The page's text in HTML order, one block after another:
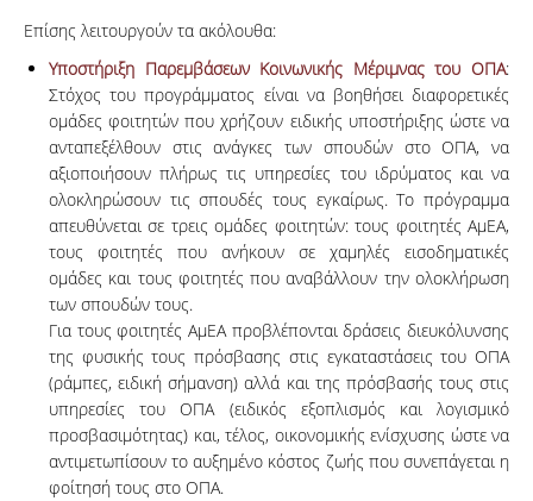
Επίσης λειτουργούν τα ακόλουθα:
Υποστήριξη Παρεμβάσεων Κοινωνικής Μέριμνας του ΟΠΑ:
Στόχος του προγράμματος είναι να βοηθήσει διαφορετικές
ομάδες φοιτητών που χρήζουν ειδικής υποστήριξης ώστε να
ανταπεξέλθουν στις ανάγκες των σπουδών στο ΟΠΑ, να
αξιοποιήσουν πλήρως τις υπηρεσίες του ιδρύματος και να
ολοκληρώσουν τις σπουδές τους εγκαίρως. Το πρόγραμμα
απευθύνεται σε τρεις ομάδες φοιτητών: τους φοιτητές ΑμΕΑ,
τους φοιτητές που ανήκουν σε χαμηλές εισοδηματικές
ομάδες και τους φοιτητές που αναβάλλουν την ολοκλήρωση
των σπουδών τους.
Για τους φοιτητές ΑμΕΑ προβλέπονται δράσεις διευκόλυνσης
της φυσικής τους πρόσβασης στις εγκαταστάσεις του ΟΠΑ
(ράμπες, ειδική σήμανση) αλλά και της πρόσβασής τους στις
υπηρεσίες του ΟΠΑ (ειδικός εξοπλισμός και λογισμικό
προσβασιμότητας) και, τέλος, οικονομικής ενίσχυσης ώστε να
αντιμετωπίσουν το αυξημένο κόστος ζωής που συνεπάγεται η
φοίτησή τους στο ΟΠΑ.